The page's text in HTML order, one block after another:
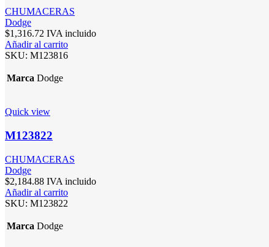
CHUMACERAS
Dodge
$1,316.72 IVA incluido
Añadir al carrito
SKU: M123816
Marca Dodge
Quick view
M123822
CHUMACERAS
Dodge
$2,184.88 IVA incluido
Añadir al carrito
SKU: M123822
Marca Dodge